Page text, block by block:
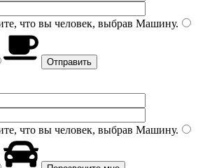
что вы человек, выбрав Машину.
что вы человек, выбрав Машину.